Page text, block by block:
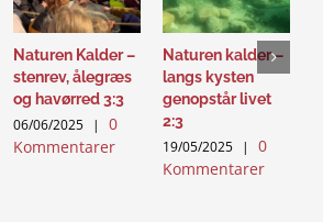
Naturen Kalder –
stenrev, ålegræs
og havørred 3:3
06/06/2025 |
0
Kommentarer
Naturen kalder –
langs kysten
genopstår livet
2:3
19/05/2025 |
0
Kommentarer